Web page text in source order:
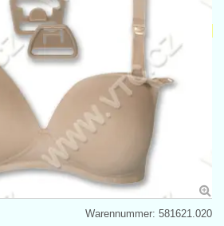
Warennummer: 581621.020